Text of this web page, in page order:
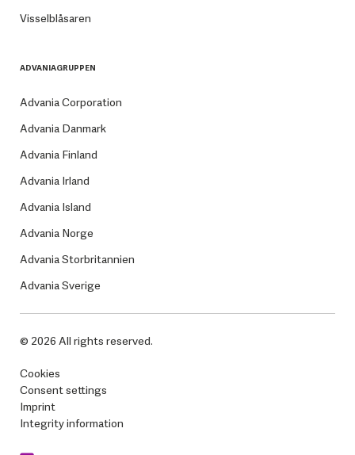
Visselblåsaren
ADVANIAGRUPPEN
Advania Corporation
Advania Danmark
Advania Finland
Advania Irland
Advania Island
Advania Norge
Advania Storbritannien
Advania Sverige
© 2026 All rights reserved.
Cookies
Consent settings
Imprint
Integrity information